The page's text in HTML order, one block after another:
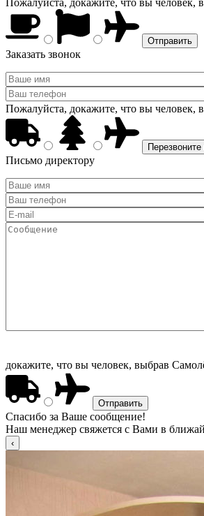
Пожалуйста, докажите, что вы человек,
Заказать звонок
Пожалуйста, докажите, что вы человек,
Письмо директору
докажите, что вы человек, выбрав
Спасибо за Ваше сообщение!
Наш менеджер свяжется с Вами в